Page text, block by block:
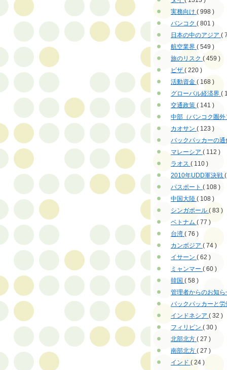
実務向け ( 998 )
バンコク ( 801 )
日本の中のアジア (
航空業界 ( 549 )
旅のリスク ( 459 )
ビザ ( 220 )
活動資金 ( 168 )
グローバル経済界 (
交通政策 ( 141 )
中部（バンコク圏
カオサン ( 123 )
バックパッカーの
マレーシア ( 112 )
ラオス ( 110 )
2010年UDD軍決戦
パスポート ( 108 )
中国大陸 ( 108 )
シンガポール ( 83 )
ベトナム ( 77 )
台湾 ( 76 )
カンボジア ( 74 )
イサーン ( 62 )
ミャンマー ( 60 )
韓国 ( 58 )
管理者からのお知
バックパッカーと
インドネシア ( 32 )
フィリピン ( 30 )
北部北方 ( 27 )
南部北方 ( 27 )
インド ( 24 )